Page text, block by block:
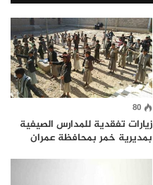
80
زيارات تفقدية للمدارس الصيفية
بمديرية خمر بمحافظة عمران